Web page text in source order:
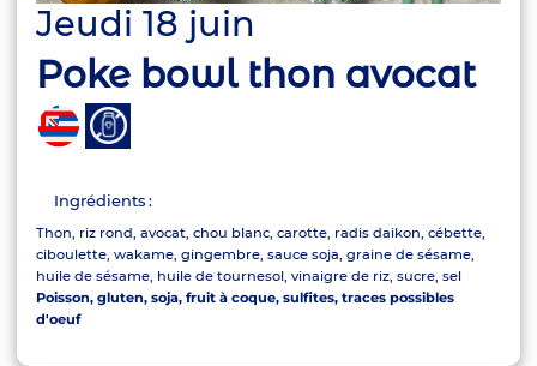
Jeudi 18 juin
Poke bowl thon avocat
Ingrédients :
Thon, riz rond, avocat, chou blanc, carotte, radis daikon, cébette,
ciboulette, wakame, gingembre, sauce soja, graine de sésame,
huile de sésame, huile de tournesol, vinaigre de riz, sucre, sel
Poisson, gluten, soja, fruit à coque, sulfites, traces possibles
d'oeuf